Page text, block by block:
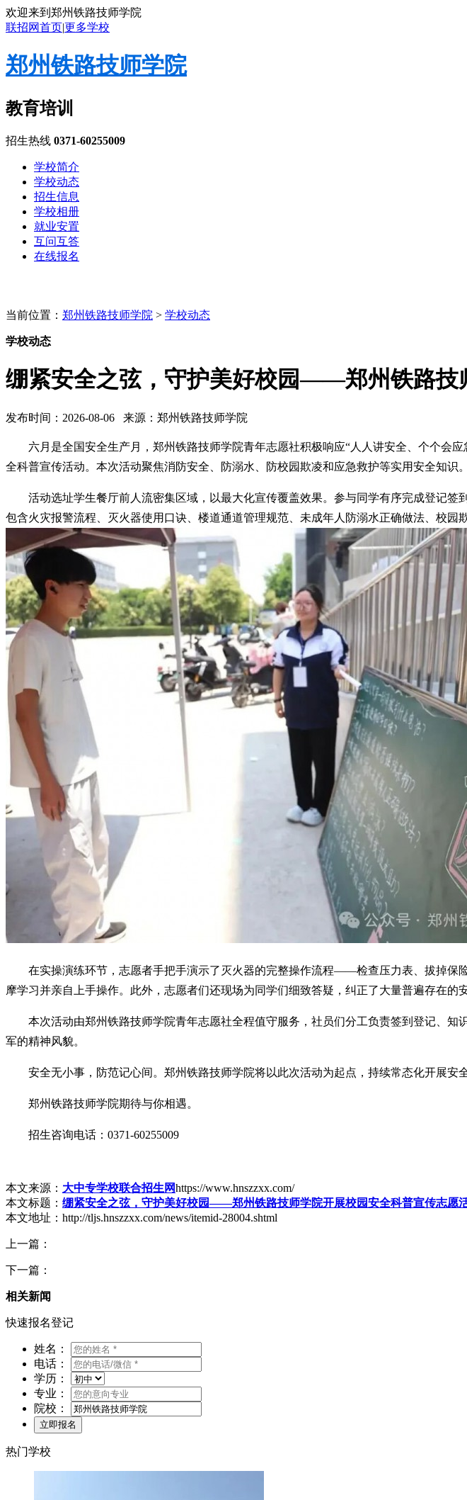
欢迎来到郑州铁路技师学院
联招网首页|更多学校
郑州铁路技师学院
教育培训
招生热线 0371-60255009
学校简介
学校动态
招生信息
学校相册
就业安置
互问互答
在线报名
当前位置： 郑州铁路技师学院 > 学校动态
学校动态
绷紧安全之弦，守护美好校园——郑州铁路技
发布时间：2026-08-06 来源：郑州铁路技师学院
六月是全国安全生产月，郑州铁路技师学院青年志愿社积极响应“人人讲安全、个个会
全科普宣传活动。本次活动聚焦消防安全、防溺水、防校园欺凌和应急救护等实用安全知识。
活动选址学生餐厅前人流密集区域，以最大化宣传覆盖效果。参与同学有序完成登记
包含火灾报警流程、灭火器使用口诀、楼道通道管理规范、未成年人防溺水正确做法、校
在实操演练环节，志愿者手把手演示了灭火器的完整操作流程——检查压力表、拔掉
摩学习并亲自上手操作。此外，志愿者们还现场为同学们细致答疑，纠正了大量普遍存在的
本次活动由郑州铁路技师学院青年志愿社全程值守服务，社员们分工负责签到登记、
军的精神风貌。
安全无小事，防范记心间。郑州铁路技师学院将以此次活动为起点，持续常态化开展
郑州铁路技师学院期待与你相遇。
招生咨询电话：0371-60255009
本文来源： 大中专学校联合招生网https://www.hnszzxx.com/
本文标题： 绷紧安全之弦，守护美好校园——郑州铁路技师学院开展校园安全科普宣传志愿
本文地址：http://tljs.hnszzxx.com/news/itemid-28004.shtml
上一篇：
下一篇：
相关新闻
快速报名登记
姓名：
电话：
学历：
专业：
院校：
热门学校